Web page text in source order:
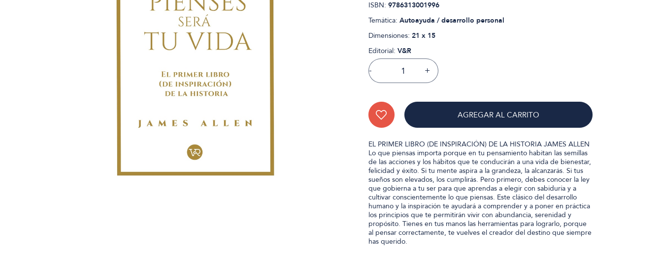
ISBN: 9786313001996
Temática: Autoayuda / desarrollo personal
Dimensiones: 21 x 15
Editorial: V&R
- +
AGREGAR AL CARRITO
EL PRIMER LIBRO (DE INSPIRACIÓN) DE LA HISTORIA JAMES ALLEN
Lo que piensas importa porque en tu pensamiento habitan las semillas
de las acciones y los hábitos que te conducirán a una vida de bienestar,
felicidad y éxito. Si tu mente aspira a la grandeza, la alcanzarás. Si tus
sueños son elevados, los cumplirás. Pero primero, debes conocer la ley
que gobierna a tu ser para que aprendas a elegir con sabiduría y a
cultivar conscientemente lo que piensas. Este clásico del desarrollo
humano y la inspiración te ayudará a comprender y a poner en práctica
los principios que te permitirán vivir con abundancia, serenidad y
propósito. Tienes en tus manos las herramientas para lograrlo, porque
al pensar correctamente, te vuelves el creador del destino que siempre
has querido.